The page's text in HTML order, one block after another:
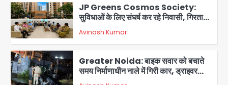
4
Greater Noida: बाइक सवार को बचाते
समय निर्माणाधीन नाले में गिरी कार, ड्राइवर
बाल-बाल बचा
Noida Cyber Crime: PM मोदी-